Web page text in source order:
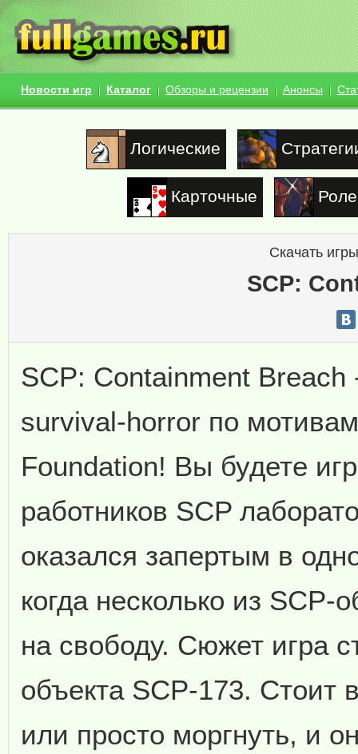
Новости игр Каталог Обзоры и рецензии Анонсы
Логические
Карточные
Скачать
SCP:
SCP: Containment
survival-horror по
Foundation! Вы будете
работников SCP
оказался запертым в
когда несколько из SCP-
на свободу. Сюжет игра
объекта SCP-173. Стоит
или просто моргнуть, и